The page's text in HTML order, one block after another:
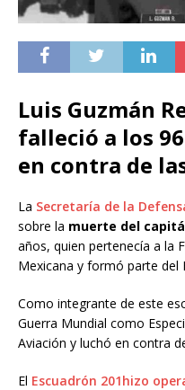
Luis Guzmán
falleció a los
en contra de
La Secretaría de la
sobre la muerte del
años, quien pertenecía a la
Mexicana y formó parte del
Como integrante de este
Guerra Mundial como
Aviación y luchó en contra
El Escuadrón 201hizo